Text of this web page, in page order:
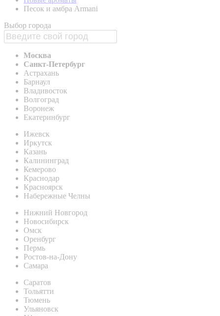
Песок и амбра Armani
Выбор города
Москва
Санкт-Петербург
Астрахань
Барнаул
Владивосток
Волгоград
Воронеж
Екатеринбург
Ижевск
Иркутск
Казань
Калининград
Кемерово
Краснодар
Красноярск
Набережные Челны
Нижний Новгород
Новосибирск
Омск
Оренбург
Пермь
Ростов-на-Дону
Самара
Саратов
Тольятти
Тюмень
Ульяновск